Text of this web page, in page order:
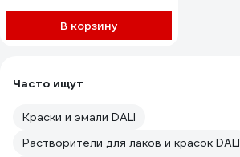
В корзину
Часто ищут
Краски и эмали DALI
Растворители для лаков и красок DALI